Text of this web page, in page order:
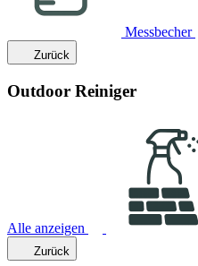
Messbecher
Zurück
Outdoor Reiniger
Alle anzeigen
Zurück